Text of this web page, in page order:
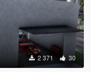
2 371 30